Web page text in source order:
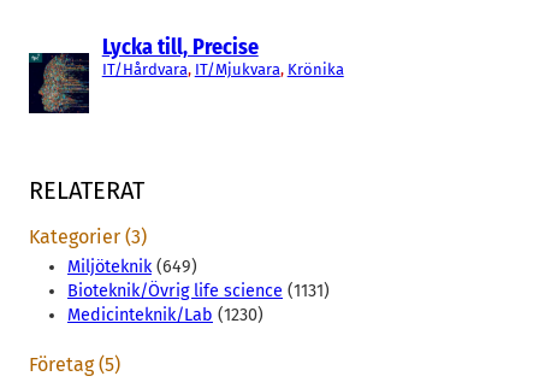
Lycka till, Precise
IT/Hårdvara, IT/Mjukvara, Krönika
RELATERAT
Kategorier (3)
Miljöteknik(649)
Bioteknik/Övrig life science (1131)
Medicinteknik/Lab (1230)
Företag (5)